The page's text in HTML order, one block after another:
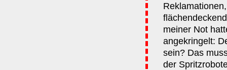
meiner Not
angekringelt:
sein? Das
der